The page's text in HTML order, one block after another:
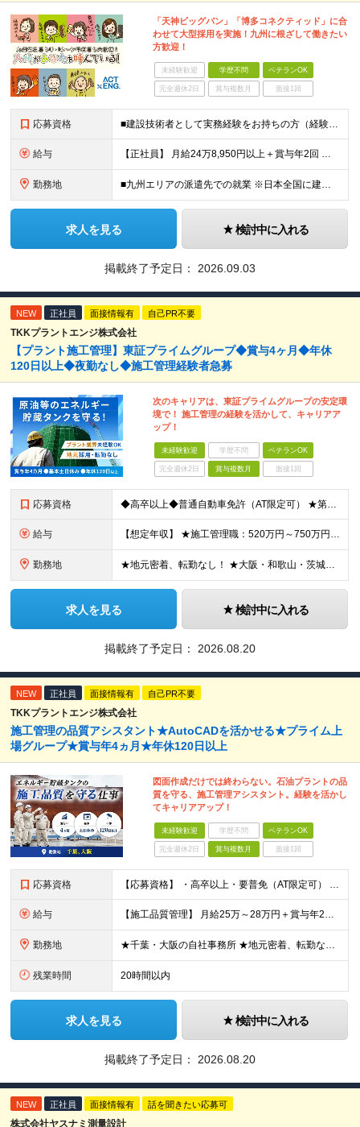
「天神ビッグバン」「博多コネクティッド」に合
わせて大型採用を実施！九州に根ざして働きたい
方歓迎！
未経験歓迎 学歴不問 ベテランOK
完全週休2日 賞与複数月 面接1回
応募資格 ■建設技術者として実務経験をお持ちの方（経験年数不問） ※学歴不問 ※第二新卒歓迎 【こんな方はぜひご応募ください】 ■九州で働きたい ■大手ゼネコンのプロジェクトに関わってみたい ■福利厚生が整
給与 【正社員】 月給24万8,950円以上＋賞与年2回 ※年齢・経験・スキル等を考慮の上、当社規定により決定します。 ※残業代、通勤交通費は別途全額支給しています。 【契約社員】 月給28万2,080円
勤務地 ■九州エリアの派遣先での就業 ※日本全国に建設技術者のニーズがあります。U・Iターン希望の方も歓迎しておりますので、ご希望を気軽にお聞かせください。 ◆本社／東京都港区赤坂3-8-15 THE AK
求人を見る 検討中に入れる
掲載終了予定日： 2026.09.03
NEW 正社員 面接情報有 自己PR不要
TKKプラントエンジ株式会社
【プラント施工管理】東証プライムグループ◆賞与4ヶ月◆年休
120日以上◆夜勤なし◆施工管理経験者急募
次のキャリアは、東証プライムグループの安定環
境で！ 施工管理の経験を活かして、キャリアア
ップ！
未経験歓迎 学歴不問 ベテランOK
完全週休2日 賞与複数月 面接1回
応募資格 ◆高卒以上◆普通自動車免許（AT限定可） ★第二新卒歓迎 ★プラント業界以外での施工管理経験者歓迎 【こんな方は向いています】 ・施工管理のスキルを活かして働きたい ・安定企業で長く働きたい ・チ
給与 【想定年収】 ★施工管理職：520万円～750万円 ※上記年収は残業時間40時間／月相当の金額を含みます。 月給25万円～35万円＋賞与年2回（原則固定支給額4ヵ月分）＋諸手当（残業手当全額など）
勤務地 ★地元密着、転勤なし！ ★大阪・和歌山・茨城・三重・千葉の各拠点 ★Ｕ・Iターン歓迎！（面接交通費支給） ★社用車貸与（出勤利用OK）、駐車場費用支給 ・大阪府堺市 ・和歌山県有田市 ・茨城県神栖市
求人を見る 検討中に入れる
掲載終了予定日： 2026.08.20
NEW 正社員 面接情報有 自己PR不要
TKKプラントエンジ株式会社
施工管理の品質アシスタント★AutoCADを活かせる★プライム上
場グループ★賞与年4ヵ月★年休120日以上
図面作成だけでは終わらない。石油プラントの品
質を守る、施工管理アシスタント。経験を活かし
てキャリアアップ！
未経験歓迎 学歴不問 ベテランOK
完全週休2日 賞与複数月 面接1回
応募資格 【応募資格】 ・高卒以上・要普免（AT限定可） ・AutoCADの経験者 →自社で図面を一部変更する場合があるため。設計分野は不問です。 ・施工図面が読めること 【歓迎する経験】 ◎AutoCADの
給与 【施工品質管理】 月給25万～28万円＋賞与年2回（原則固定支給額4ヵ月分）＋諸手当（残業手当全額など） ※経験・能力・前職給与を考慮して優遇します。 ※残業代は別途全額支給します。 ※試用期間は6
勤務地 ★千葉・大阪の自社事務所 ★地元密着、転勤なし！ ★Ｕ・Iターン歓迎！（面接交通費支給） 【具体的な勤務地】 ※当社堺事務所（大阪）もしくは五井事務所（千葉） ◆堺事務所 （住所） 大阪府堺市堺区
残業時間 20時間以内
求人を見る 検討中に入れる
掲載終了予定日： 2026.08.20
NEW 正社員 面接情報有 話を聞きたい応募可
株式会社ヤスナミ測量設計